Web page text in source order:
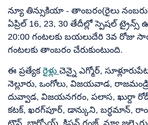
న్యూ తిన్సుకియా - తాంబరం(రైలు
ఏప్రిల్ 16, 23, 30 తేదీల్లో స్పెషల్
20:00 గంటలకు బయలుదేరి 3వ రోజు
గంటలకు తాంబరం చేరుకుంటుంది.
ఈ ప్రత్యేక రైళ్లు చెన్నై ఎగ్మోర్,
నెల్లూరు, ఒంగోలు, విజయవాడ,
దువ్వాడ, విజయనగరం, పలాస, ఖుర్దా
కటక్, ఖరగ్‌పూర్, డాన్కుని, బర్ధమాన్,
టౌన్, బార్సోయ్, కిషన్ గంజ్, న్యూ